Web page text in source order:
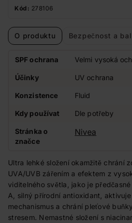
Kód: 278106
O produktu Bezpečnost a
SPF ochrana Velmi vysoká
Účinky UV ochrana
Konzistence Fluid
Kdy používat Dle potřeby
Stránka o
značce
Nivea
Ultra lehké složení okamžitě chrání
UVA/UVB zářením a efektem z
viditelného světla, jako je
A, silný přírodní antioxidant,
mechanismus a chrání pleťové
stresem. Nemastné složení s